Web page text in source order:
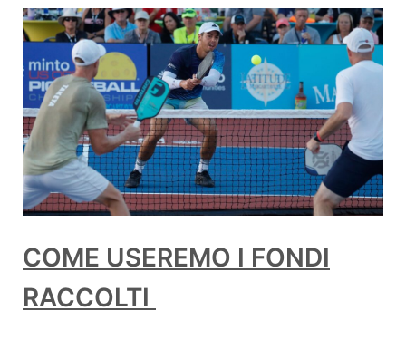
COME USEREMO I FONDI
RACCOLTI